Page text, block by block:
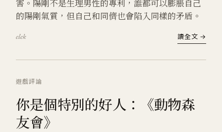
害。陽剛不是生理男性的專利，誰都可以膨脹自己
的陽剛氣質，但自己和同儕也會陷入同樣的矛盾。
elek 讀全文 →
遊戲評論
你是個特別的好人：《動物森
友會》